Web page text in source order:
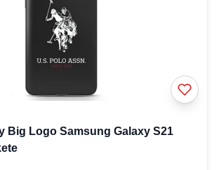
Big Logo Samsung Galaxy S21